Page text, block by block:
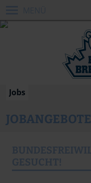
Jobs
JOBANGEBOTE